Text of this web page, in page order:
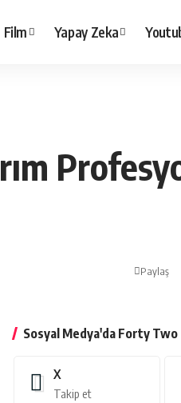
Film Yapay Zeka
Paylaş
Sosyal Medya'da Forty Two
X
Takip et